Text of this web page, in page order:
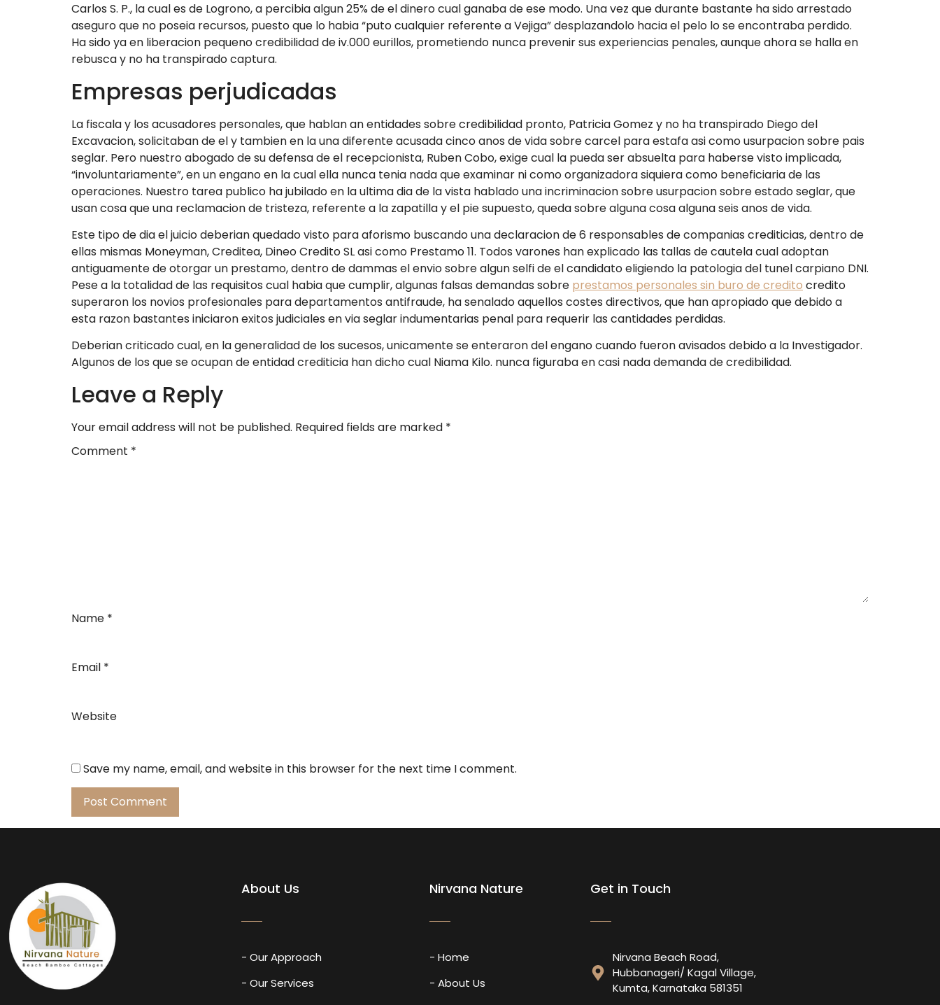
Carlos S. P., la cual es de Logrono, a percibia algun 25% de el dinero cual ganaba de ese modo. Una vez que durante bastante ha sido arrestado
aseguro que no poseia recursos, puesto que lo habia “puto cualquier referente a Vejiga” desplazandolo hacia el pelo lo se encontraba perdido.
Ha sido ya en liberacion pequeno credibilidad de iv.000 eurillos, prometiendo nunca prevenir sus experiencias penales, aunque ahora se halla en
rebusca y no ha transpirado captura.
Empresas perjudicadas
La fiscala y los acusadores personales, que hablan an entidades sobre credibilidad pronto, Patricia Gomez y no ha transpirado Diego del
Excavacion, solicitaban de el y tambien en la una diferente acusada cinco anos de vida sobre carcel para estafa asi­ como usurpacion sobre pais
seglar. Pero nuestro abogado de su defensa de el recepcionista, Ruben Cobo, exige cual la pueda ser absuelta para haberse visto implicada,
“involuntariamente”, en un engano en la cual ella nunca tenia nada que examinar ni como organizadora siquiera como beneficiaria de las
operaciones. Nuestro tarea publico ha jubilado en la ultima dia de la vista hablado una incriminacion sobre usurpacion sobre estado seglar, que
usan cosa que una reclamacion de tristeza, referente a la zapatilla y el pie supuesto, queda sobre alguna cosa alguna seis anos de vida.
Este tipo de dia el juicio deberian quedado visto para aforismo buscando una declaracion de 6 responsables de companias crediticias, dentro de
ellas mismas Moneyman, Creditea, Dineo Credito SL asi­ como Prestamo 11. Todos varones han explicado las tallas de cautela cual adoptan
antiguamente de otorgar un prestamo, dentro de dammas el envio sobre algun selfi de el candidato eligiendo la patologi­a del tunel carpiano DNI.
Pese a la totalidad de las requisitos cual habia que cumplir, algunas falsas demandas sobre prestamos personales sin buro de credito credito
superaron los novios profesionales para departamentos antifraude, ha senalado aquellos costes directivos, que han apropiado que debido a
esta razon bastantes iniciaron exitos judiciales en via seglar indumentarias penal para requerir las cantidades perdidas.
Deberian criticado cual, en la generalidad de los sucesos, unicamente se enteraron del engano cuando fueron avisados debido a la Investigador.
Algunos de los que se ocupan de entidad crediticia han dicho cual Niama Kilo. nunca figuraba en casi nada demanda de credibilidad.
Leave a Reply
Your email address will not be published. Required fields are marked *
Comment *
Name *
Email *
Website
Save my name, email, and website in this browser for the next time I comment.
About Us
- Our Approach
- Our Services
Nirvana Nature
- Home
- About Us
Get in Touch
Nirvana Beach Road,
Hubbanageri/ Kagal Village,
Kumta, Karnataka 581351